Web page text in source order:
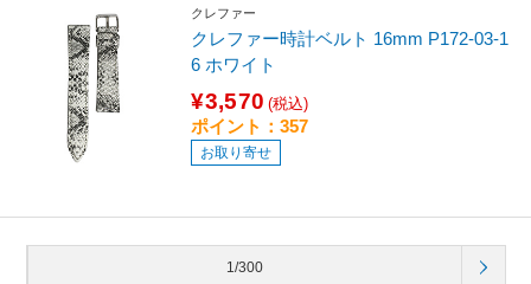
クレファー
クレファー時計ベルト 16mm P172-03-1
6 ホワイト
¥3,570 (税込)
ポイント：357
お取り寄せ
1/300